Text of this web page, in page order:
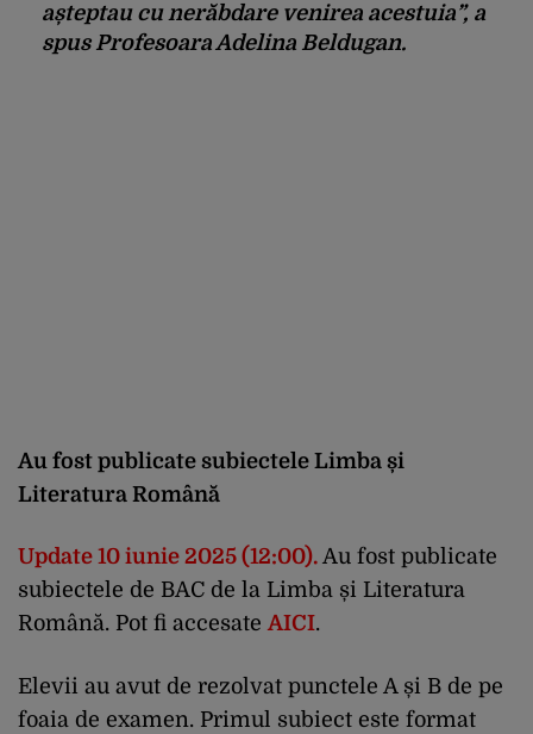
așteptau cu nerăbdare venirea acestuia”, a
spus Profesoara Adelina Beldugan.
Au fost publicate subiectele Limba și
Literatura Română
Update 10 iunie 2025 (12:00). Au fost publicate
subiectele de BAC de la Limba și Literatura
Română. Pot fi accesateAICI.
Elevii au avut de rezolvat punctele A și B de pe
foaia de examen. Primul subiect este format